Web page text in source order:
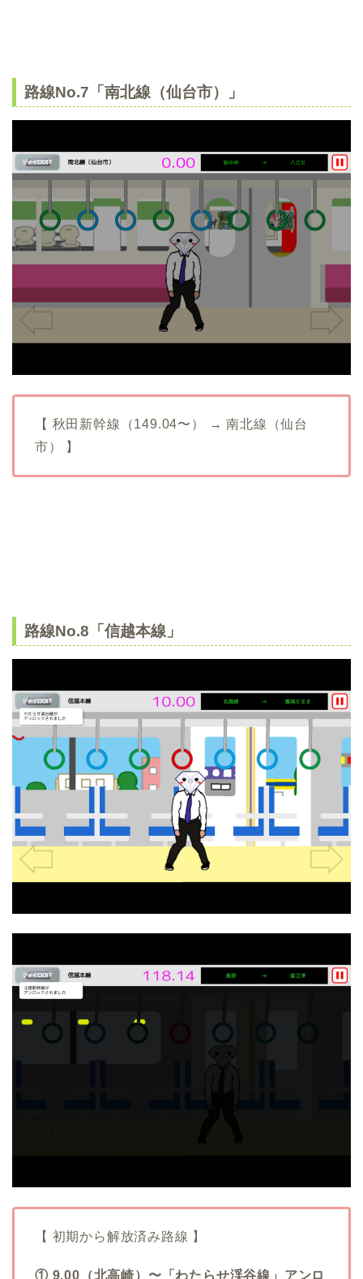
路線No.7「南北線（仙台市）」
【 秋田新幹線（149.04〜） → 南北線（仙台
市） 】
路線No.8「信越本線」
【 初期から解放済み路線 】
① 9.00（北高崎）〜「わたらせ渓谷線」アンロ